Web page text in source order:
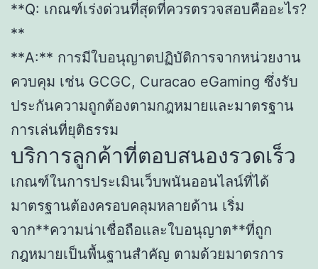
**Q: เกณฑ์เร่งด่วนที่สุดที่ควรตรวจสอบคืออะไร?
**
**A:** การมีใบอนุญาตปฏิบัติการจากหน่วยงาน
ควบคุม เช่น GCGC, Curacao eGaming ซึ่งรับ
ประกันความถูกต้องตามกฎหมายและมาตรฐาน
การเล่นที่ยุติธรรม
บริการลูกค้าที่ตอบสนองรวดเร็ว
เกณฑ์ในการประเมินเว็บพนันออนไลน์ที่ได้
มาตรฐานต้องครอบคลุมหลายด้าน เริ่ม
จาก**ความน่าเชื่อถือและใบอนุญาต**ที่ถูก
กฎหมายเป็นพื้นฐานสำคัญ ตามด้วยมาตรการ